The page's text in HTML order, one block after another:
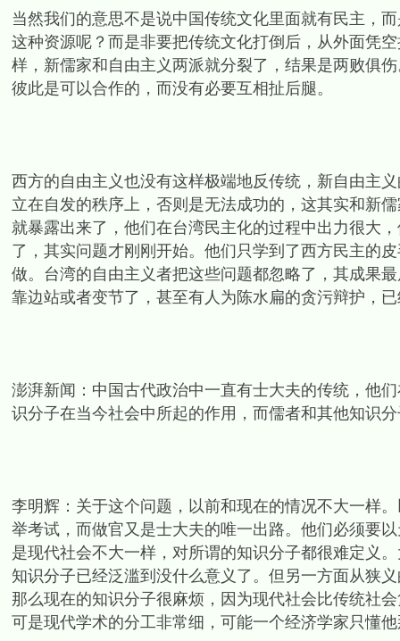
当然我们的意思不是说中国传统文化里面就有民主，
这种资源呢？而是非要把传统文化打倒后，从外面凭
样，新儒家和自由主义两派就分裂了，结果是两败俱
彼此是可以合作的，而没有必要互相扯后腿。
西方的自由主义也没有这样极端地反传统，新自由主
立在自发的秩序上，否则是无法成功的，这其实和新
就暴露出来了，他们在台湾民主化的过程中出力很大
了，其实问题才刚刚开始。他们只学到了西方民主的
做。台湾的自由主义者把这些问题都忽略了，其成果
靠边站或者变节了，甚至有人为陈水扁的贪污辩护，
澎湃新闻：中国古代政治中一直有士大夫的传统，他
识分子在当今社会中所起的作用，而儒者和其他知识
李明辉：关于这个问题，以前和现在的情况不大一样
举考试，而做官又是士大夫的唯一出路。他们必须要
是现代社会不大一样，对所谓的知识分子都很难定义
知识分子已经泛滥到没什么意义了。但另一方面从狭
那么现在的知识分子很麻烦，因为现代社会比传统社
可是现代学术的分工非常细，可能一个经济学家只懂